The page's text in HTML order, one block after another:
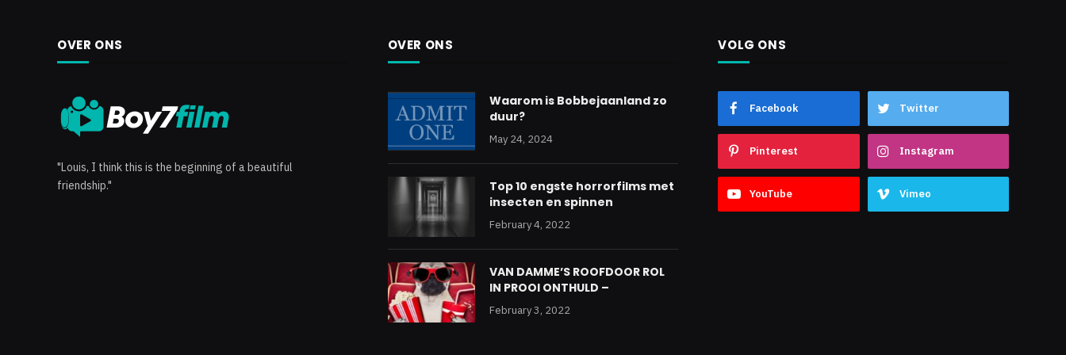
OVER ONS
"Louis, I think this is the beginning of a beautiful
friendship."
OVER ONS
Waarom is Bobbejaanland zo
duur?
May 24, 2024
Top 10 engste horrorfilms met
insecten en spinnen
February 4, 2022
VAN DAMME’S ROOFDOOR ROL
IN PROOI ONTHULD –
February 3, 2022
VOLG ONS
Facebook Twitter
Pinterest Instagram
YouTube Vimeo